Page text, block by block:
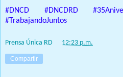
#DNCD #DNCDRD
#TrabajandoJuntos
Prensa Única RD 12:23 p.m.
Compartir